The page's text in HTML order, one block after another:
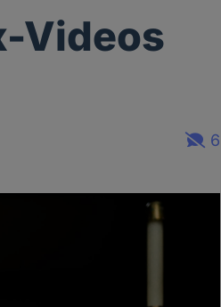
Videos
6